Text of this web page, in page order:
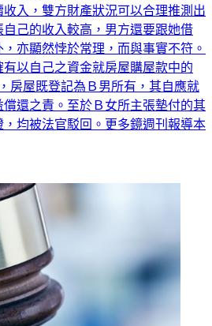
入，雙方財產狀況可以合理推測出
己的收入較高，男方還要跟她借
亦顯然悖於常理，而與事實不符。
以自己之資金就房屋購屋款中的
房屋既登記為Ｂ男所有，其自應就
還之責。至於Ｂ女所主張墊付的其
均被法官駁回。更多鏡週刊報導本